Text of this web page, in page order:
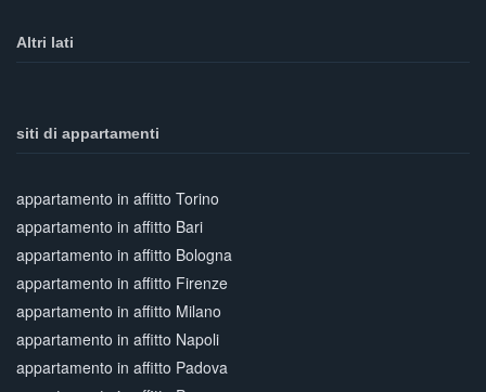
Altri lati
siti di appartamenti
appartamento in affitto Torino
appartamento in affitto Bari
appartamento in affitto Bologna
appartamento in affitto Firenze
appartamento in affitto Milano
appartamento in affitto Napoli
appartamento in affitto Padova